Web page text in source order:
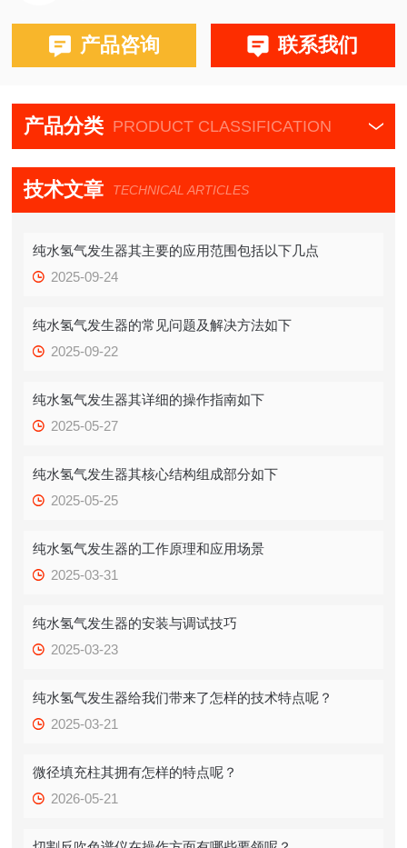
产品咨询 联系我们
产品分类 PRODUCT CLASSIFICATION
技术文章 TECHNICAL ARTICLES
纯水氢气发生器其主要的应用范围包括以下几点
2025-09-24
纯水氢气发生器的常见问题及解决方法如下
2025-09-22
纯水氢气发生器其详细的操作指南如下
2025-05-27
纯水氢气发生器其核心结构组成部分如下
2025-05-25
纯水氢气发生器的工作原理和应用场景
2025-03-31
纯水氢气发生器的安装与调试技巧
2025-03-23
纯水氢气发生器给我们带来了怎样的技术特点呢？
2025-03-21
微径填充柱其拥有怎样的特点呢？
2026-05-21